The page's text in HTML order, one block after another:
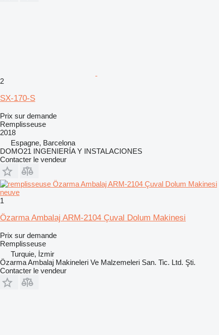
2
SX-170-S
Prix sur demande
Remplisseuse
2018
Espagne, Barcelona
DOMO21 INGENIERÍA Y INSTALACIONES
Contacter le vendeur
1
Özarma Ambalaj ARM-2104 Çuval Dolum Makinesi
Prix sur demande
Remplisseuse
Turquie, İzmir
Özarma Ambalaj Makineleri Ve Malzemeleri San. Tic. Ltd. Şti.
Contacter le vendeur